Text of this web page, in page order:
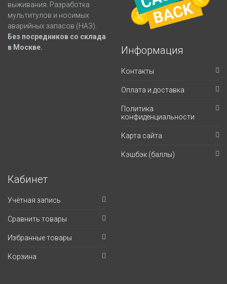
выживания. Разработка
мультитулов и носимых
аварийных запасов (НАЗ).
Без посредников со склада
в Москве.
Информация
Контакты
Оплата и доставка
Политика
конфиденциальности
Карта сайта
Кэшбэк (баллы)
Кабинет
Учётная запись
Сравнить товары
Избранные товары
Корзина